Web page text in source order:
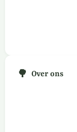
🌳 Over ons